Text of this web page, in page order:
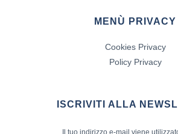
MENÙ PRIVACY
Cookies Privacy
Policy Privacy
ISCRIVITI ALLA